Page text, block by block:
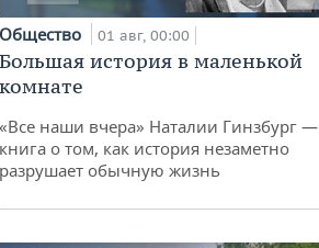
Общество 01 авг, 00:00
Большая история в маленькой
комнате
«Все наши вчера» Наталии Гинзбург —
книга о том, как история незаметно
разрушает обычную жизнь